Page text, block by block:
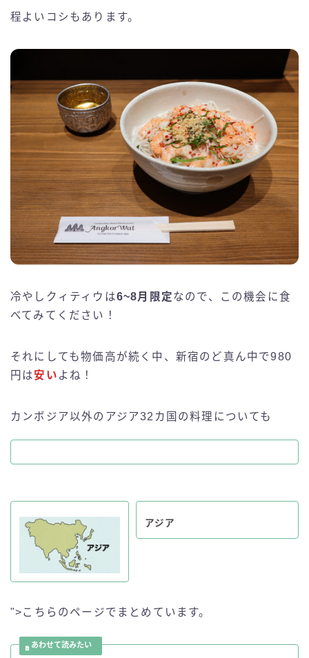
程よいコシもあります。
冷やしクィティウは6~8月限定なので、この機会に食
べてみてください！
それにしても物価高が続く中、新宿のど真ん中で980
円は安い よね！
カンボジア以外のアジア32カ国の料理についても
アジア
">こちらのページでまとめています。